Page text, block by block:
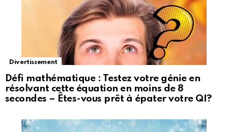
Divertissement
Défi mathématique : Testez votre génie en
résolvant cette équation en moins de 8
secondes – Êtes-vous prêt à épater votre QI?